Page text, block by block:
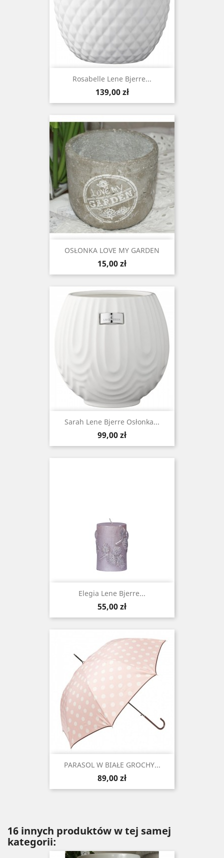
Rosabelle Lene Bjerre...
Cena
139,00 zł
OSŁONKA LOVE MY GARDEN
Cena
15,00 zł
Sarah Lene Bjerre Osłonka...
Cena
99,00 zł
Elegia Lene Bjerre...
Cena
55,00 zł
PARASOL W BIAŁE GROCHY...
Cena
89,00 zł
16 innych produktów w tej samej
kategorii: